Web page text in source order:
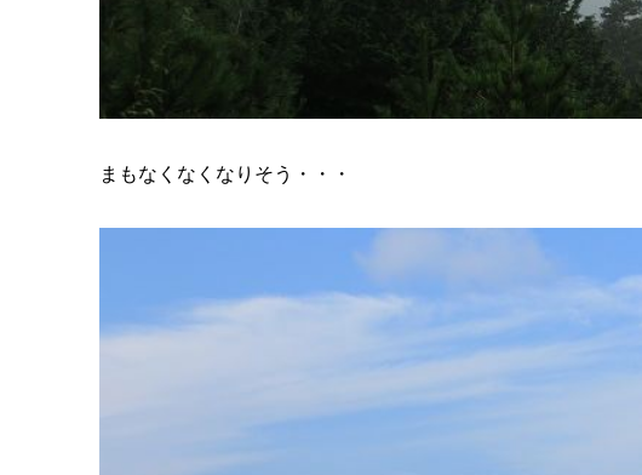
まもなくなくなりそう・・・